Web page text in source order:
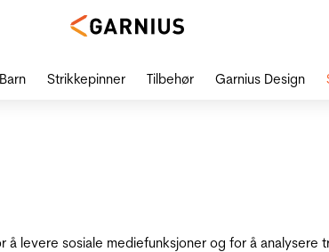
levere sosiale mediefunksjoner og for å
Barn Strikkepinner Tilbehør Garnius Design